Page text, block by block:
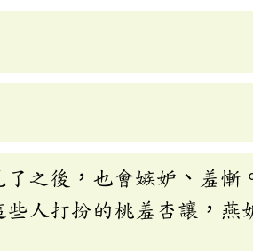
之後，也會嫉妒、羞慚
人打扮的桃羞杏讓，燕